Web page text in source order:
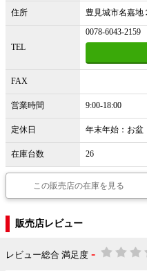
住所 豊見城市名嘉地
TEL
0078-6043-2159
FAX
営業時間 9:00-18:00
定休日 年末年始：お盆
在庫台数 26
この販売店の在庫を見る
販売店レビュー
レビュー総合 満足度 -